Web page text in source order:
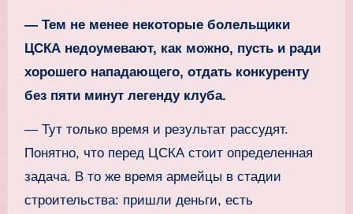
— Тем не менее некоторые болельщики
ЦСКА недоумевают, как можно, пусть и ради
хорошего нападающего, отдать конкуренту
без пяти минут легенду клуба.
— Тут только время и результат рассудят.
Понятно, что перед ЦСКА стоит определенная
задача. В то же время армейцы в стадии
строительства: пришли деньги, есть